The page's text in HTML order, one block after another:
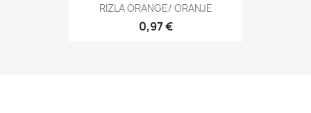
RIZLA ORANGE/ ORANJE
0,97 €